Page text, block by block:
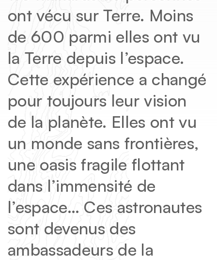
Vous êtes ?
Enseignants
Structure jeunesse
Entreprises
Presse
Acteur CSTI
ont vécu sur Terre. Moins
de 600 parmi elles ont vu
la Terre depuis l’espace.
Cette expérience a changé
pour toujours leur vision
de la planète. Elles ont vu
un monde sans frontières,
une oasis fragile flottant
dans l’immensité de
l’espace… Ces astronautes
sont devenus des
ambassadeurs de la